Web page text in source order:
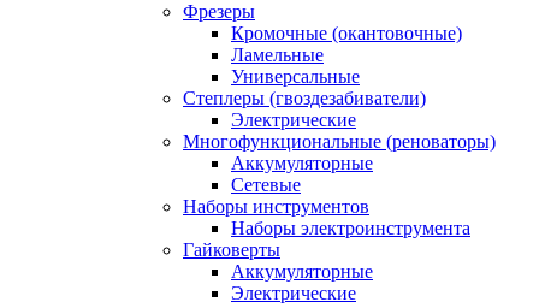
Фрезеры
Кромочные (окантовочные)
Ламельные
Универсальные
Степлеры (гвоздезабиватели)
Электрические
Многофункциональные (реноваторы)
Аккумуляторные
Сетевые
Наборы инструментов
Наборы электроинструмента
Гайковерты
Аккумуляторные
Электрические